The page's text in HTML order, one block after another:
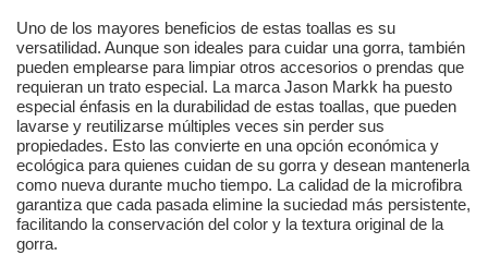
Uno de los mayores beneficios de estas toallas es su
versatilidad. Aunque son ideales para cuidar una gorra, también
pueden emplearse para limpiar otros accesorios o prendas que
requieran un trato especial. La marca Jason Markk ha puesto
especial énfasis en la durabilidad de estas toallas, que pueden
lavarse y reutilizarse múltiples veces sin perder sus
propiedades. Esto las convierte en una opción económica y
ecológica para quienes cuidan de su gorra y desean mantenerla
como nueva durante mucho tiempo. La calidad de la microfibra
garantiza que cada pasada elimine la suciedad más persistente,
facilitando la conservación del color y la textura original de la
gorra.